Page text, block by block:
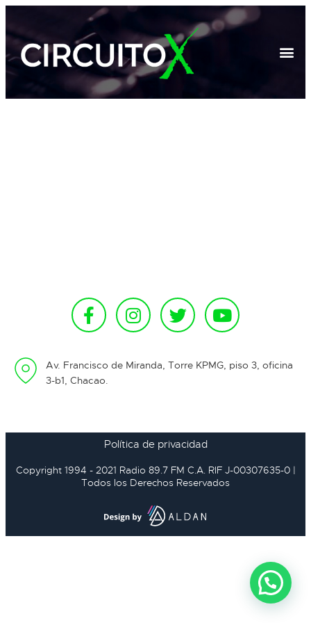
Av. Francisco de Miranda, Torre KPMG, piso 3, oficina
3-b1, Chacao.
Política de privacidad
Copyright 1994 - 2021 Radio 89.7 FM C.A. RIF J-00307635-0 |
Todos los Derechos Reservados